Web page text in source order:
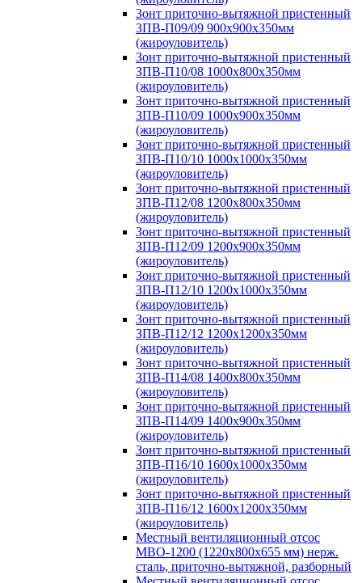
Зонт приточно-вытяжной пристенный
ЗПВ-П09/09 900х900х350мм
(жироуловитель)
Зонт приточно-вытяжной пристенный
ЗПВ-П10/08 1000х800х350мм
(жироуловитель)
Зонт приточно-вытяжной пристенный
ЗПВ-П10/09 1000х900х350мм
(жироуловитель)
Зонт приточно-вытяжной пристенный
ЗПВ-П10/10 1000х1000х350мм
(жироуловитель)
Зонт приточно-вытяжной пристенный
ЗПВ-П12/08 1200х800х350мм
(жироуловитель)
Зонт приточно-вытяжной пристенный
ЗПВ-П12/09 1200х900х350мм
(жироуловитель)
Зонт приточно-вытяжной пристенный
ЗПВ-П12/10 1200х1000х350мм
(жироуловитель)
Зонт приточно-вытяжной пристенный
ЗПВ-П12/12 1200х1200х350мм
(жироуловитель)
Зонт приточно-вытяжной пристенный
ЗПВ-П14/08 1400х800х350мм
(жироуловитель)
Зонт приточно-вытяжной пристенный
ЗПВ-П14/09 1400х900х350мм
(жироуловитель)
Зонт приточно-вытяжной пристенный
ЗПВ-П16/10 1600х1000х350мм
(жироуловитель)
Зонт приточно-вытяжной пристенный
ЗПВ-П16/12 1600х1200х350мм
(жироуловитель)
Местный вентиляционный отсос
МВО-1200 (1220х800х655 мм) нерж.
сталь, приточно-вытяжной, разборный